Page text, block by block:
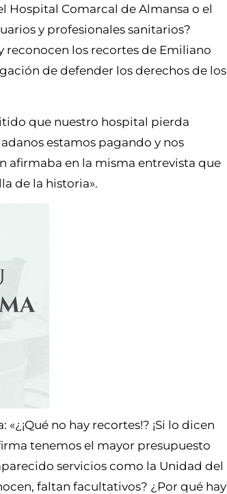
Hospital Comarcal de Almansa o el
y profesionales sanitarios?
reconocen los recortes de Emiliano
de defender los derechos de los
que nuestro hospital pierda
estamos pagando y nos
afirmaba en la misma entrevista que
de la historia».
no hay recortes!? ¡Si lo dicen
tenemos el mayor presupuesto
servicios como la Unidad del
faltan facultativos? ¿Por qué hay